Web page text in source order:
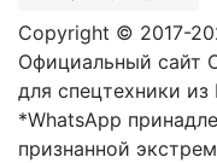
Copyright © 2017-
Официальный сайт
для спецтехники
*WhatsApp
признанной